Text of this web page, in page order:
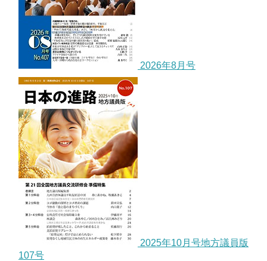
2026年8月号
2025年10月号地方議員版
107号